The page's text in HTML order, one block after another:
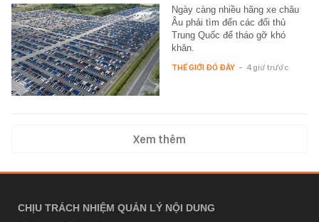
Ngày càng nhiều hãng xe châu
Âu phải tìm đến các đối thủ
Trung Quốc để tháo gỡ khó
khăn.
THẾ GIỚI ĐÓ ĐÂY - 4 giờ trước
Xem thêm
CHỊU TRÁCH NHIỆM QUẢN LÝ NỘI DUNG